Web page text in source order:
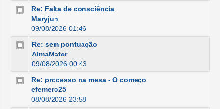
Re: Falta de consciência
Maryjun
09/08/2026 01:46
Re: sem pontuação
AlmaMater
09/08/2026 00:43
Re: processo na mesa - O começo
efemero25
08/08/2026 23:58